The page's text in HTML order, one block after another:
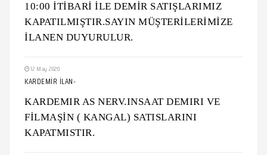
10:00 İTİBARİ İLE DEMİR SATIŞLARIMIZ
KAPATILMIŞTIR.SAYIN MÜŞTERİLERİMİZE
İLANEN DUYURULUR.
12 May 2020
KARDEMİR İLAN-
KARDEMIR AS NERV.INSAAT DEMIRI VE
FİLMAŞİN ( KANGAL) SATISLARINI
KAPATMISTIR.